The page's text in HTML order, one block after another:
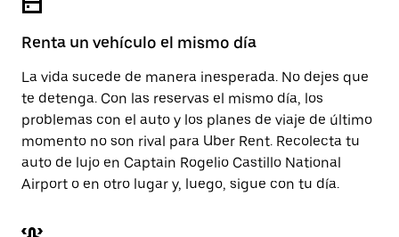
calendario.
Renta un vehículo el mismo día
La vida sucede de manera inesperada. No dejes que
te detenga. Con las reservas el mismo día, los
problemas con el auto y los planes de viaje de último
momento no son rival para Uber Rent. Recolecta tu
auto de lujo en Captain Rogelio Castillo National
Airport o en otro lugar y, luego, sigue con tu día.